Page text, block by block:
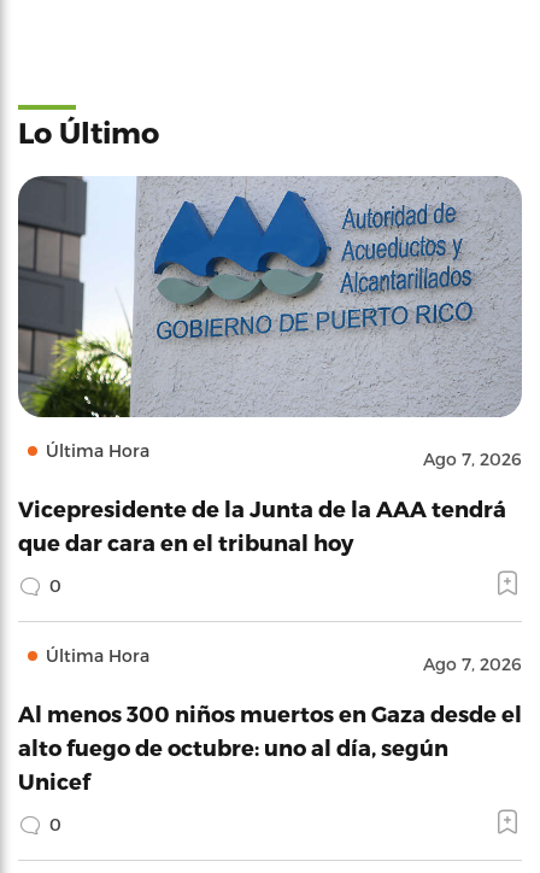
Lo Último
Última Hora Ago 7, 2026
Vicepresidente de la Junta de la AAA tendrá
que dar cara en el tribunal hoy
0
Última Hora Ago 7, 2026
Al menos 300 niños muertos en Gaza desde el
alto fuego de octubre: uno al día, según
Unicef
0